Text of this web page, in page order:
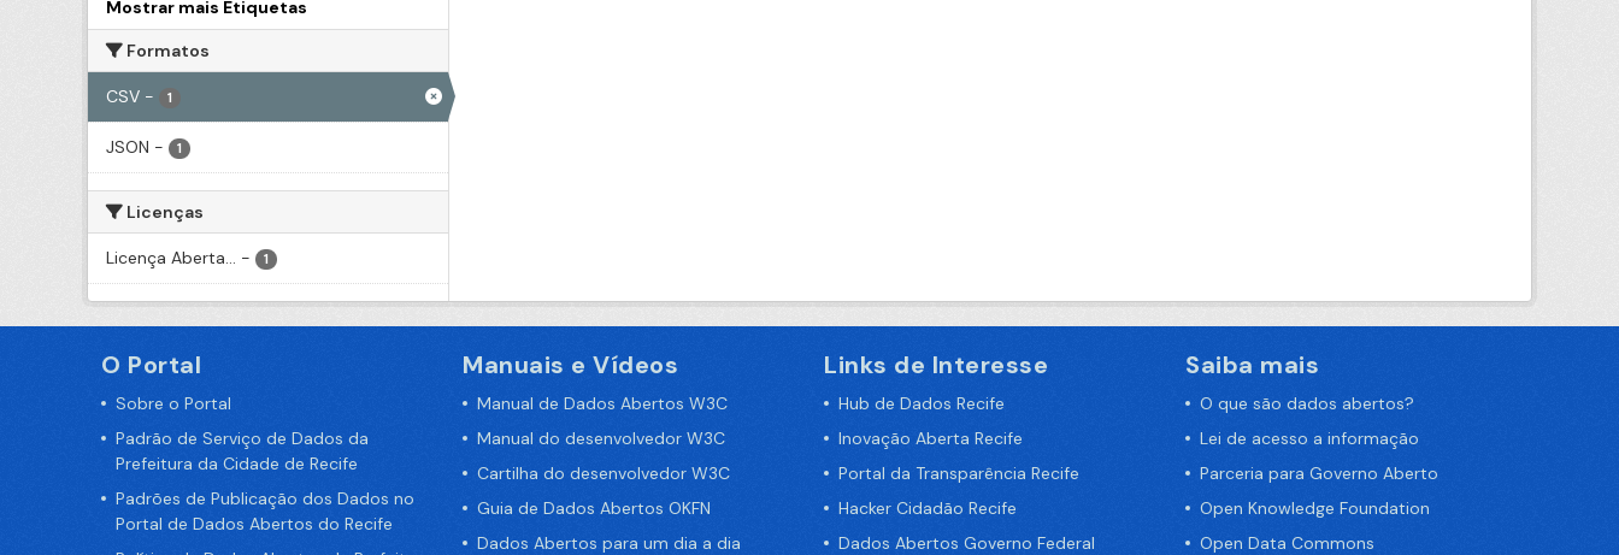
Mostrar mais Etiquetas
Formatos
CSV - 1
JSON - 1
Licenças
Licença Aberta... - 1
O Portal
Sobre o Portal
Padrão de Serviço de Dados da
Prefeitura da Cidade de Recife
Padrões de Publicação dos Dados no
Portal de Dados Abertos do Recife
Manuais e Vídeos
Manual de Dados Abertos W3C
Manual do desenvolvedor W3C
Cartilha do desenvolvedor W3C
Guia de Dados Abertos OKFN
Dados Abertos para um dia a dia
Links de Interesse
Hub de Dados Recife
Inovação Aberta Recife
Portal da Transparência Recife
Hacker Cidadão Recife
Dados Abertos Governo Federal
Saiba mais
O que são dados abertos?
Lei de acesso a informação
Parceria para Governo Aberto
Open Knowledge Foundation
Open Data Commons